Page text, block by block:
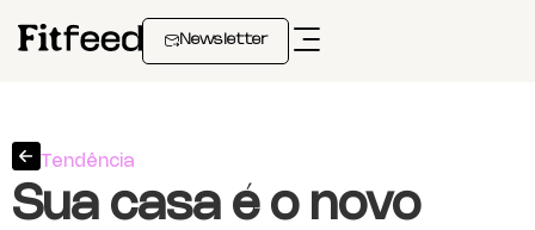
Newsletter
Tendência
Sua casa é o novo